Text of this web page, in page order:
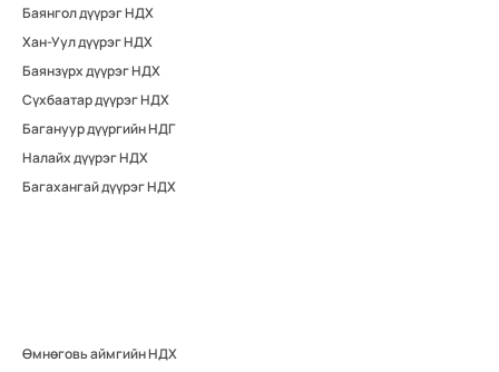
Баянгол дүүрэг НДХ
Хан-Уул дүүрэг НДХ
Баянзүрх дүүрэг НДХ
Сүхбаатар дүүрэг НДХ
Багануур дүүргийн НДГ
Налайх дүүрэг НДХ
Багахангай дүүрэг НДХ
Өмнөговь аймгийн НДХ